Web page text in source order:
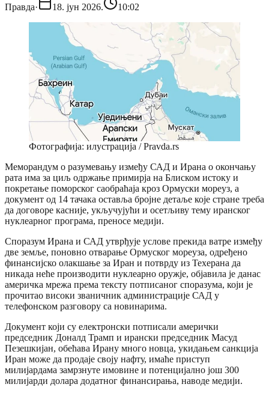
Правда· 18. јун 2026. 10:02
Фотографија: илустрација / Pravda.rs
Меморандум о разумевању између САД и Ирана о окончању
рата има за циљ одржање примирја на Блиском истоку и
покретање поморског саобраћаја кроз Ормуски мореуз, а
документ од 14 тачака оставља бројне детаље које стране треба
да договоре касније, укључујући и осетљиву тему иранског
нуклеарног програма, преносе медији.
Споразум Ирана и САД утврђује услове прекида ватре између
две земље, поновно отварање Ормуског мореуза, одређено
финансијско олакшање за Иран и потврду из Техерана да
никада неће производити нуклеарно оружје, објавила је данас
америчка мрежа према тексту потписаног споразума, који је
прочитао високи званичник администрације САД у
телефонском разговору са новинарима.
Документ који су електронски потписали амерички
председник Доналд Трамп и ирански председник Масуд
Пезешкијан, обећава Ирану много новца, укидањем санкција
Иран може да продаје своју нафту, имаће приступ
милијардама замрзнуте имовине и потенцијално још 300
милијарди долара додатног финансирања, наводе медији.